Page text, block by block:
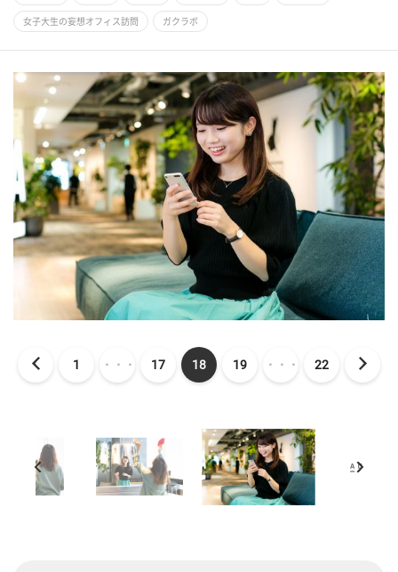
女子大生の妄想オフィス訪問 ガクラボ
1 ・・・ 17 18 19 ・・・ 22